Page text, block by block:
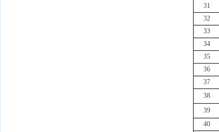
31
32
33
34
35
36
37
38
39
40